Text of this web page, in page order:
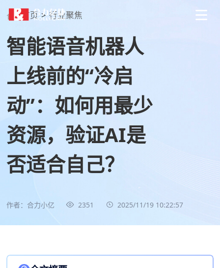
首页 > 行业聚焦
智能语音机器人
上线前的“冷启
动”：如何用最少
资源，验证AI是
否适合自己？
作者：合力小亿 2351 2025/11/19 10:22:57